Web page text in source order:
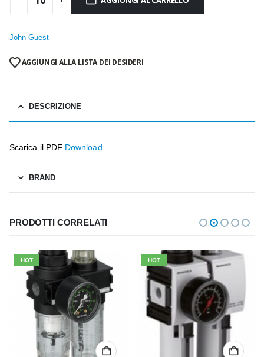
John Guest
AGGIUNGI ALLA LISTA DEI DESIDERI
DESCRIZIONE
Scarica il PDF Download
BRAND
PRODOTTI CORRELATI
HOT HOT